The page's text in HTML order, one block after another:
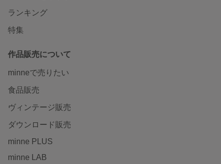
ランキング
特集
作品販売について
minneで売りたい
食品販売
ヴィンテージ販売
ダウンロード販売
minne PLUS
minne LAB